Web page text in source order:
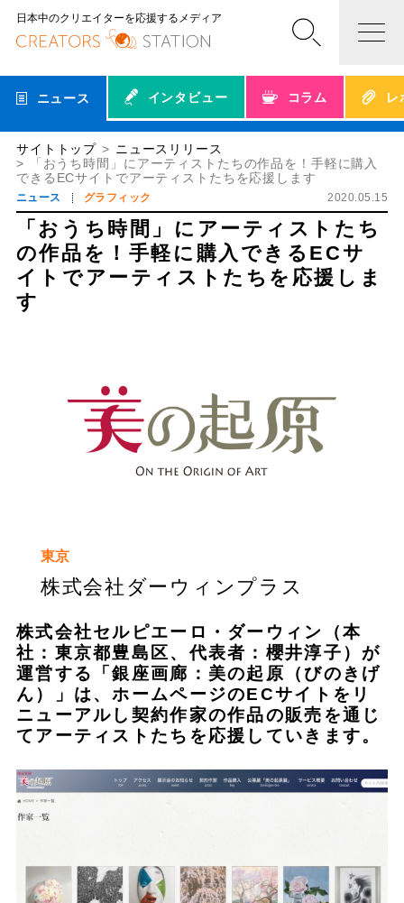
日本中のクリエイターを応援するメディア
ニュース インタビュー コラム レ
サイトトップ
ニュースリリース
「おうち時間」にアーティストたちの作品を！手軽に購入
できるECサイトでアーティストたちを応援します
ニュース グラフィック 2020.05.15
「おうち時間」にアーティストたち
の作品を！手軽に購入できるECサ
イトでアーティストたちを応援しま
す
東京
株式会社ダーウィンプラス
株式会社セルピエーロ・ダーウィン（本
社：東京都豊島区、代表者：櫻井淳子）が
運営する「銀座画廊：美の起原（びのきげ
ん）」は、ホームページのECサイトをリ
ニューアルし契約作家の作品の販売を通じ
てアーティストたちを応援していきます。